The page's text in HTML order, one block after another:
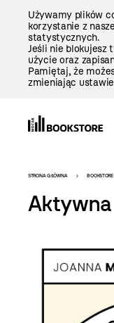
Używamy plików
korzystanie z
statystycznych.
Jeśli nie blokujesz
użycie oraz
Pamiętaj, że
zmieniając
-
szablon
STRONA GŁÓWNA BOOKSTORE